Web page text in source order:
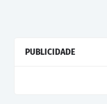
PUBLICIDADE